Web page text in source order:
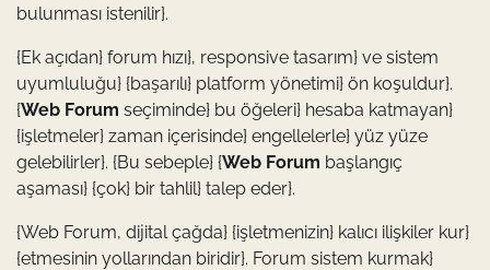
bulunması istenilir}.
{Ek açıdan} forum hızı}, responsive tasarım} ve sistem
uyumluluğu} {başarılı} platform yönetimi} ön koşuldur}.
{Web Forum seçiminde} bu öğeleri} hesaba katmayan}
{işletmeler} zaman içerisinde} engellelerle} yüz yüze
gelebilirler}. {Bu sebeple} {Web Forum başlangıç
aşaması} {çok} bir tahlil} talep eder}.
{Web Forum, dijital çağda} {işletmenizin} kalıcı ilişkiler kur}
{etmesinin yollarından biridir}. Forum sistem kurmak}